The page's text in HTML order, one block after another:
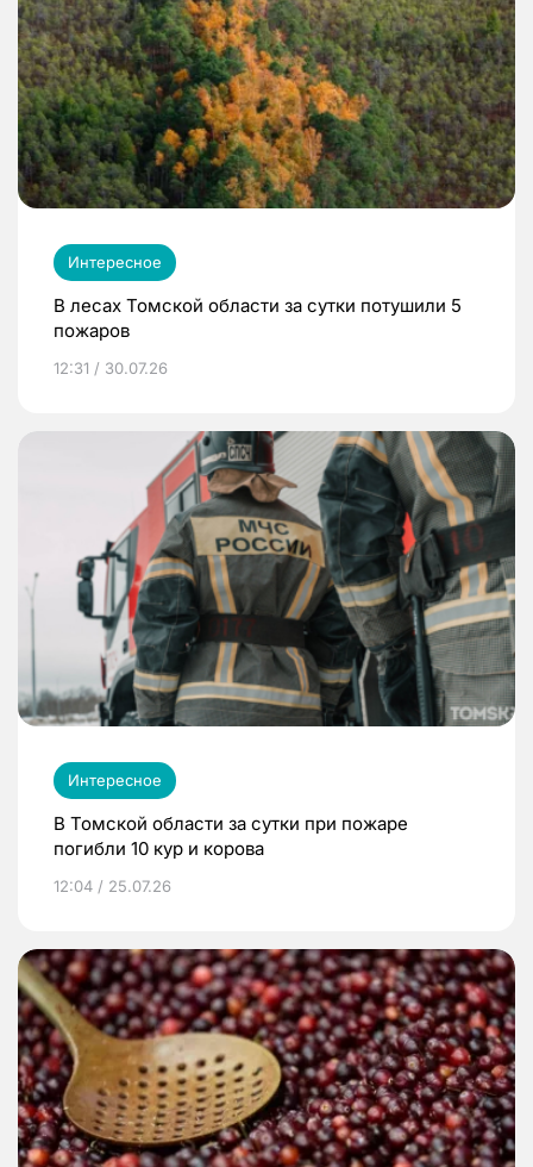
Интересное
В лесах Томской области за сутки потушили 5
пожаров
12:31 / 30.07.26
Интересное
В Томской области за сутки при пожаре
погибли 10 кур и корова
12:04 / 25.07.26